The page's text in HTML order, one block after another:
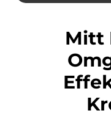
Mitt Kontor: En